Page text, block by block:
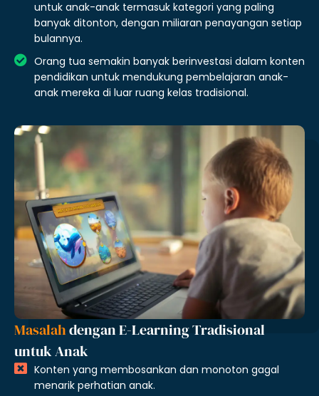
untuk anak-anak termasuk kategori yang paling
banyak ditonton, dengan miliaran penayangan setiap
bulannya.
Orang tua semakin banyak berinvestasi dalam konten
pendidikan untuk mendukung pembelajaran anak-
anak mereka di luar ruang kelas tradisional.
Masalahdengan E-Learning Tradisional
untuk Anak
Konten yang membosankan dan monoton gagal
menarik perhatian anak.